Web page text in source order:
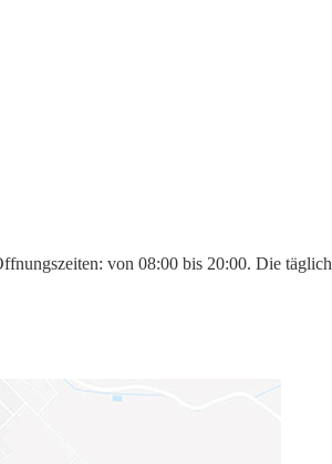
von 08:00 bis 20:00. Die